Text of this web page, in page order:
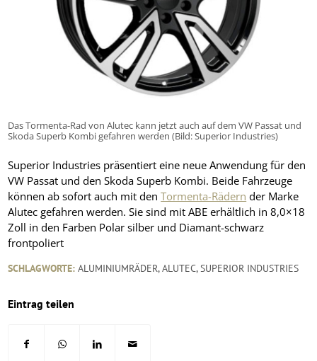
Das Tormenta-Rad von Alutec kann jetzt auch auf dem VW Passat und
Skoda Superb Kombi gefahren werden (Bild: Superior Industries)
Superior Industries präsentiert eine neue Anwendung für den
VW Passat und den Skoda Superb Kombi. Beide Fahrzeuge
können ab sofort auch mit denTormenta-Rädern der Marke
Alutec gefahren werden. Sie sind mit ABE erhältlich in 8,0×18
Zoll in den Farben Polar silber und Diamant-schwarz
frontpoliert
SCHLAGWORTE: ALUMINIUMRÄDER,ALUTEC,SUPERIOR INDUSTRIES
Eintrag teilen